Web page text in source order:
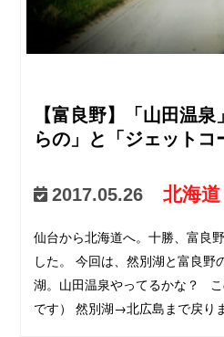
【富良野】「山田温
らの」と「ジェットコ
2017.05.26 北海道
仙台から北海道へ。十勝、富良
した。 今回は、然別湖と富良野
湖。山田温泉やってるかな？
です） 然別湖→北広島まで戻り